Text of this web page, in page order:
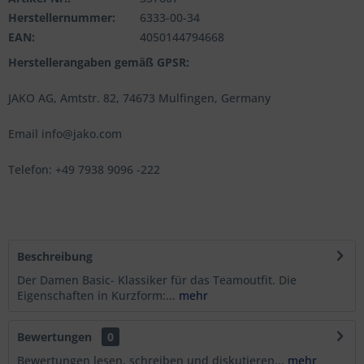
Herstellernummer:
6333-00-34
EAN:
4050144794668
Herstellerangaben gemäß GPSR:
JAKO AG, Amtstr. 82, 74673 Mulfingen, Germany
Email info@jako.com
Telefon: +49 7938 9096 -222
Beschreibung
Der Damen Basic- Klassiker für das Teamoutfit. Die
Eigenschaften in Kurzform:... mehr
Bewertungen
0
Bewertungen lesen, schreiben und diskutieren... mehr